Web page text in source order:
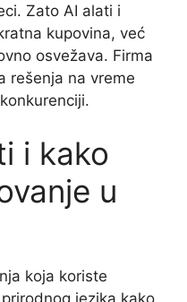
Zato AI alati i
kupovina, već
osvežava. Firma
rešenja na vreme
i kako
u
koja koriste